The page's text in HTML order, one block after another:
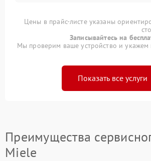
Цены в прайс-листе указаны
Записывайтесь на
Мы проверим ваше устройство и укажем
Показать все услуги
Преимущества
Miele